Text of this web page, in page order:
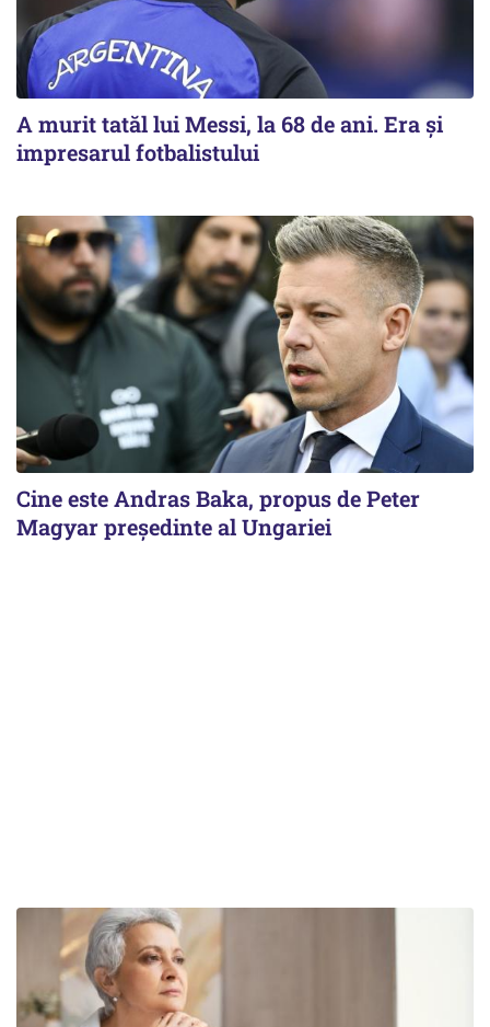
A murit tatăl lui Messi, la 68 de ani. Era și
impresarul fotbalistului
Cine este Andras Baka, propus de Peter
Magyar președinte al Ungariei